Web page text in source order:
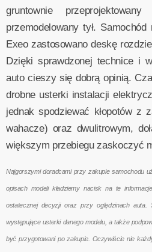
gruntownie
przemodelowany tył.
Exeo zastosowano deskę
Dzięki sprawdzonej technice i
auto cieszy się dobrą opinią.
drobne usterki instalacji
jednak spodziewać kłopotów z
wahacze) oraz dwulitrowym,
większym przebiegu zaskoczyć
Najgorszymi doradcami przy zakupie samochodu
opisach modeli kładziemy nacisk na te
ostatecznej decyzji oraz przy oględzinach
występujące usterki danego modelu, a także
być przygotowani po zakupie. Oczywiście nie